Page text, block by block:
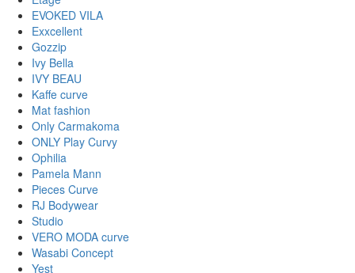
EVOKED VILA
Exxcellent
Gozzip
Ivy Bella
IVY BEAU
Kaffe curve
Mat fashion
Only Carmakoma
ONLY Play Curvy
Ophilia
Pamela Mann
Pieces Curve
RJ Bodywear
Studio
VERO MODA curve
Wasabi Concept
Yest